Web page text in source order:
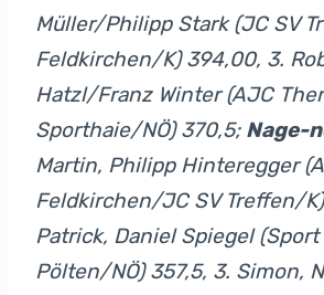
Müller/Philipp Stark (JC SV
Feldkirchen/K) 394,00, 3.
Hatzl/Franz Winter (AJC
Sporthaie/NÖ) 370,5; Nage-
Martin, Philipp Hinteregger
Feldkirchen/JC SV Treffen/
Patrick, Daniel Spiegel
Pölten/NÖ) 357,5, 3. Simon,